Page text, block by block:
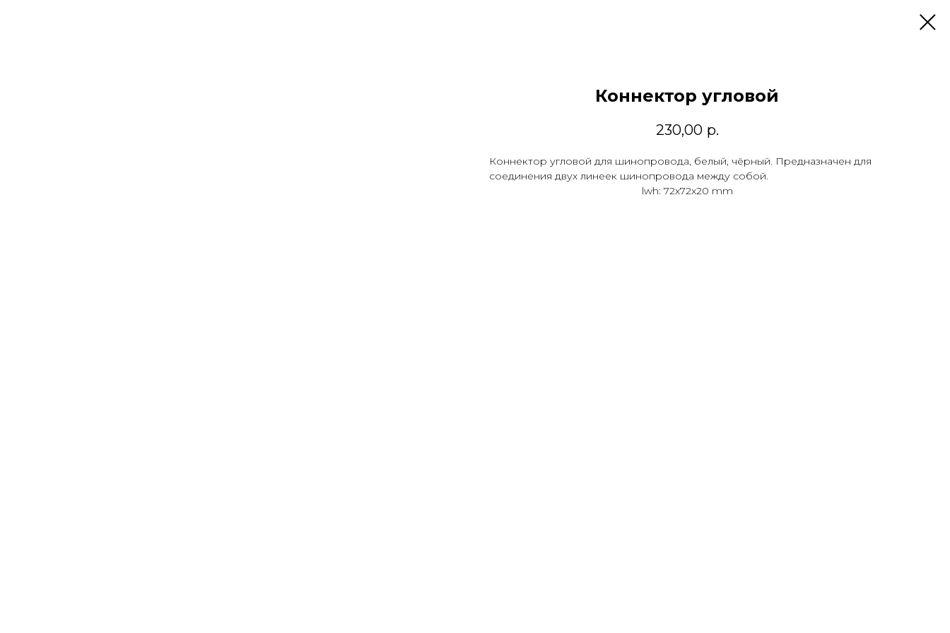
Коннектор угловой
230,00 р.
Коннектор угловой для шинопровода, белый, чёрный. Предназначен для
соединения двух линеек шинопровода между собой.
lwh: 72x72x20 mm